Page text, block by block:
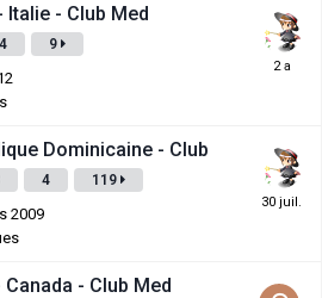
- Club Med
4 9
Dominicaine - Club
4 119
2009
- Club Med